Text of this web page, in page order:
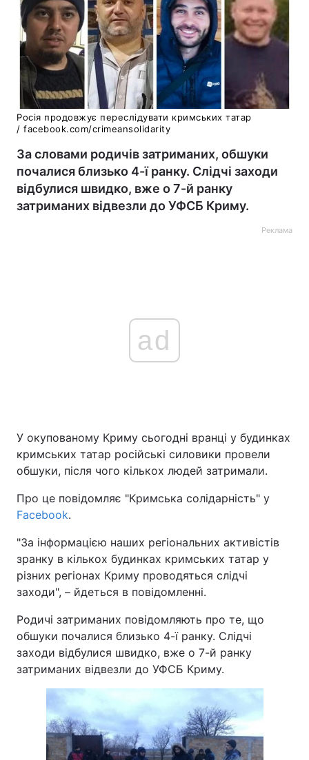
Росія продовжує переслідувати кримських татар
/ facebook.com/crimeansolidarity
За словами родичів затриманих, обшуки
почалися близько 4-ї ранку. Слідчі заходи
відбулися швидко, вже о 7-й ранку
затриманих відвезли до УФСБ Криму.
Реклама
ad
У окупованому Криму сьогодні вранці у будинках
кримських татар російські силовики провели
обшуки, після чого кількох людей затримали.
Про це повідомляє "Кримська солідарність" у
Facebook.
"За інформацією наших регіональних активістів
зранку в кількох будинках кримських татар у
різних регіонах Криму проводяться слідчі
заходи", – йдеться в повідомленні.
Родичі затриманих повідомляють про те, що
обшуки почалися близько 4-ї ранку. Слідчі
заходи відбулися швидко, вже о 7-й ранку
затриманих відвезли до УФСБ Криму.